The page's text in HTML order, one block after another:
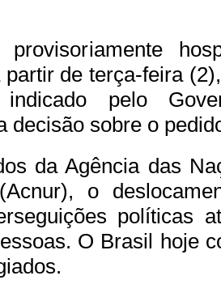
partir de terça-feira
pelo
decisão sobre o
da Agência das
o
políticas
O Brasil hoje